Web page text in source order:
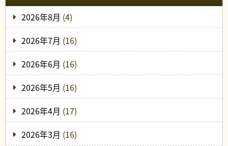
2026年8月 (4)
2026年7月 (16)
2026年6月 (16)
2026年5月 (16)
2026年4月 (17)
2026年3月 (16)